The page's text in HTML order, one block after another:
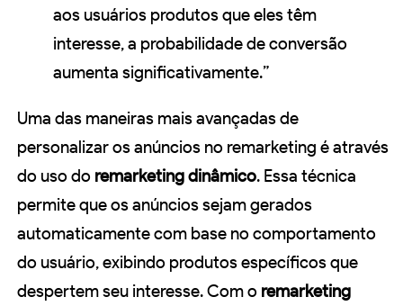
aos usuários produtos que eles têm
interesse, a probabilidade de conversão
aumenta significativamente.”
Uma das maneiras mais avançadas de
personalizar os anúncios no remarketing é através
do uso do remarketing dinâmico. Essa técnica
permite que os anúncios sejam gerados
automaticamente com base no comportamento
do usuário, exibindo produtos específicos que
despertem seu interesse. Com o remarketing